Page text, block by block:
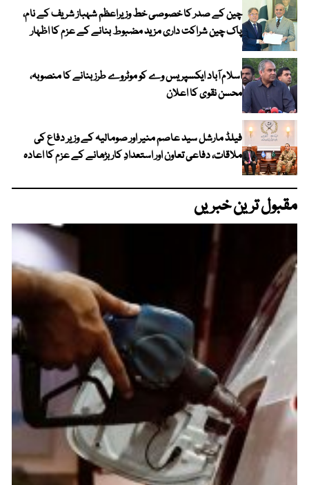
چین کے صدر کا خصوصی خط وزیراعظم شہباز شریف کے نام،
پاک چین شراکت داری مزید مضبوط بنانے کے عزم کا اظہار
اسلام آباد ایکسپریس وے کو موٹروے طرز بنانے کا منصوبہ،
محسن نقوی کا اعلان
فیلڈ مارشل سید عاصم منیر اور صومالیہ کے وزیر دفاع کی
ملاقات، دفاعی تعاون اور استعدادِ کار بڑھانے کے عزم کا اعادہ
مقبول ترین خبریں